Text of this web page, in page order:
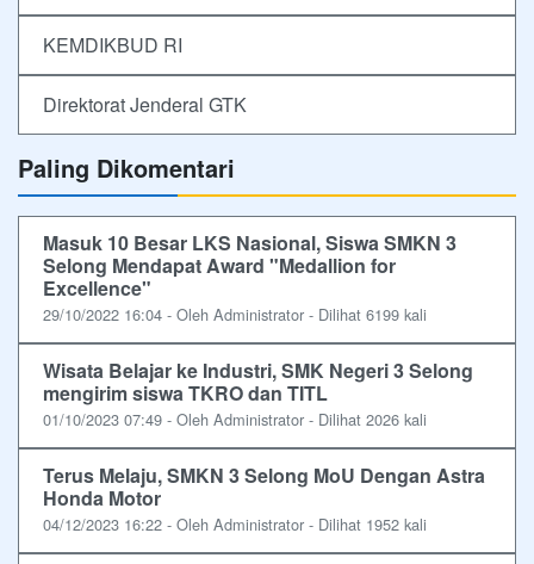
KEMDIKBUD RI
Direktorat Jenderal GTK
Paling Dikomentari
Masuk 10 Besar LKS Nasional, Siswa SMKN 3
Selong Mendapat Award "Medallion for
Excellence"
29/10/2022 16:04 - Oleh Administrator - Dilihat 6199 kali
Wisata Belajar ke Industri, SMK Negeri 3 Selong
mengirim siswa TKRO dan TITL
01/10/2023 07:49 - Oleh Administrator - Dilihat 2026 kali
Terus Melaju, SMKN 3 Selong MoU Dengan Astra
Honda Motor
04/12/2023 16:22 - Oleh Administrator - Dilihat 1952 kali